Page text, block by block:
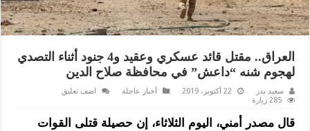
العراق.. مقتل قائد عسكري وعقيد و4 جنود أثناء التصدي
لهجوم شنه “داعش” في محافظة صلاح الدين
سعيد بدر 22 أكتوبر، 2019 أخبار عاجلة
اضف تعليق
285 زيارة
قال مصدر أمني، اليوم الثلاثاء، إن حصيلة قتلى القوات